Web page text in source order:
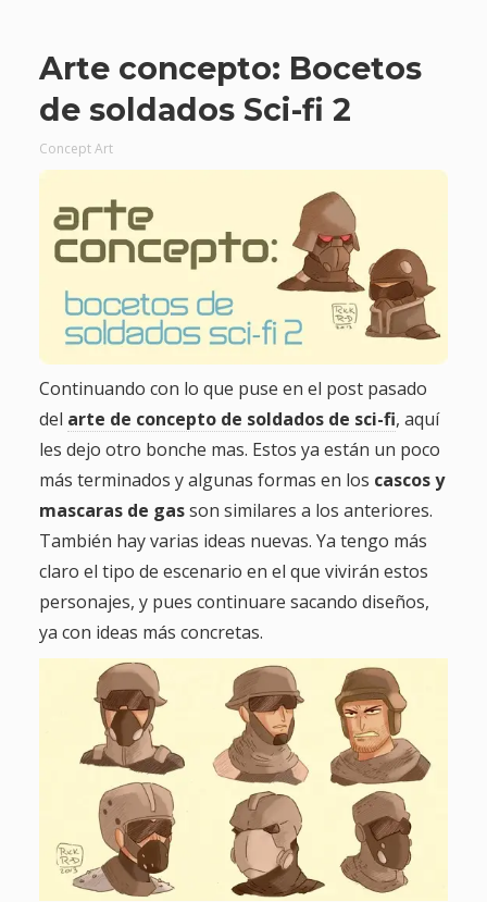
Arte concepto: Bocetos
de soldados Sci-fi 2
Concept Art
Continuando con lo que puse en el post pasado
del arte de concepto de soldados de sci-fi, aquí
les dejo otro bonche mas. Estos ya están un poco
más terminados y algunas formas en los cascos y
mascaras de gasson similares a los anteriores.
También hay varias ideas nuevas. Ya tengo más
claro el tipo de escenario en el que vivirán estos
personajes, y pues continuare sacando diseños,
ya con ideas más concretas.